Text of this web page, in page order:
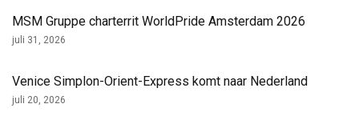
MSM Gruppe charterrit WorldPride Amsterdam 2026
juli 31, 2026
Venice Simplon-Orient-Express komt naar Nederland
juli 20, 2026